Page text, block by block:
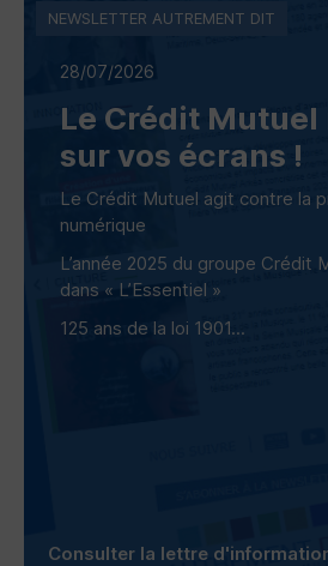
28/07/2026
Le Crédit
sur vos écrans !
Le Crédit Mutuel agit contre la
numérique
L’année 2025 du groupe Crédit
dans « L’Essentiel »
125 ans de la loi 1901...
Consulter la lettre
NEWSLETTER AUTREMENT DIT